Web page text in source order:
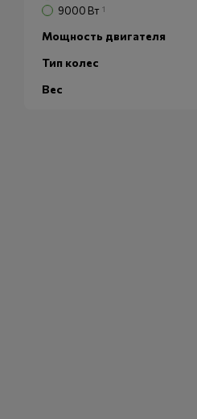
9000 Вт 1
Мощность двигателя
Тип колес
Вес